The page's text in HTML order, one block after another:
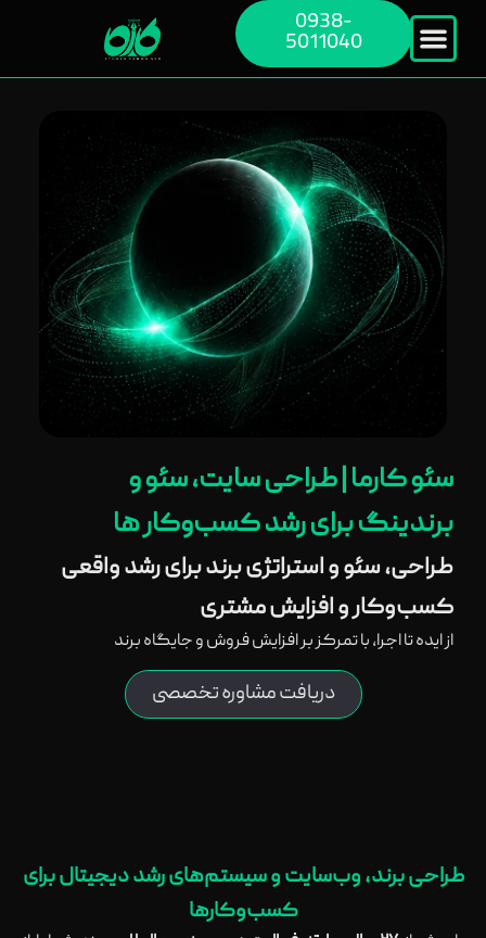
0938-
5011040
سئو کارما | طراحی سایت، سئو و
برندینگ برای رشد کسب‌وکار ها
طراحی، سئو و استراتژی برند برای رشد واقعی
کسب‌وکار و افزایش مشتری
از ایده تا اجرا، با تمرکز بر افزایش فروش و جایگاه برند
دریافت مشاوره تخصصی
طراحی برند، وب‌سایت و سیستم‌های رشد دیجیتال برای
کسب‌وکارها